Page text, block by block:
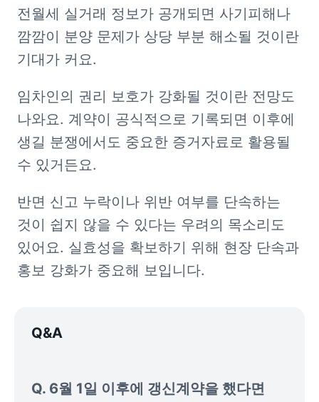
전월세 실거래 정보가 공개되면 사기피해나
깜깜이 분양 문제가 상당 부분 해소될 것이란
기대가 커요.
임차인의 권리 보호가 강화될 것이란 전망도
나와요. 계약이 공식적으로 기록되면 이후에
생길 분쟁에서도 중요한 증거자료로 활용될
수 있거든요.
반면 신고 누락이나 위반 여부를 단속하는
것이 쉽지 않을 수 있다는 우려의 목소리도
있어요. 실효성을 확보하기 위해 현장 단속과
홍보 강화가 중요해 보입니다.
Q&A
Q. 6월 1일 이후에 갱신계약을 했다면